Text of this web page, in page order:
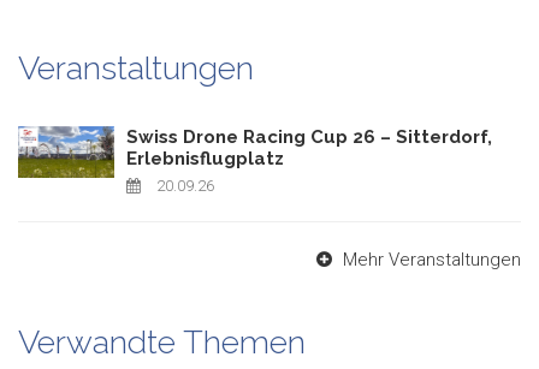
Veranstaltungen
Swiss Drone Racing Cup 26 – Sitterdorf,
Erlebnisflugplatz
20.09.26
Mehr Veranstaltungen
Verwandte Themen